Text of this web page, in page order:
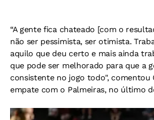
“A gente fica chateado [com o
não ser pessimista, ser otimista.
aquilo que deu certo e mais ainda
que pode ser melhorado para que a
consistente no jogo todo", comentou
empate com o Palmeiras, no último